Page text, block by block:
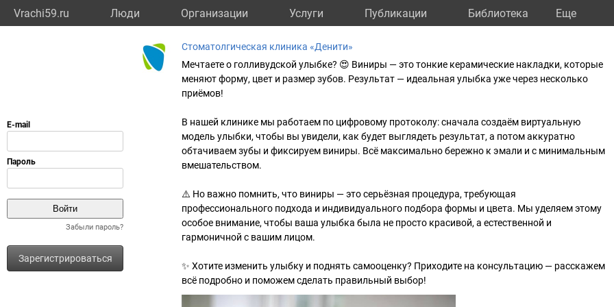
Vrachi59.ru Люди Организации Услуги Публикации Библиотека Eще
Забыли пароль?
Зарегистрироваться
Стоматолгическая клиника «Денити»
Мечтаете о голливудской улыбке? 😍 Виниры — это тонкие керамические накладки, которые
меняют форму, цвет и размер зубов. Результат — идеальная улыбка уже через несколько
приёмов!
В нашей клинике мы работаем по цифровому протоколу: сначала создаём виртуальную
модель улыбки, чтобы вы увидели, как будет выглядеть результат, а потом аккуратно
обтачиваем зубы и фиксируем виниры. Всё максимально бережно к эмали и с минимальным
вмешательством.
⚠️ Но важно помнить, что виниры — это серьёзная процедура, требующая
профессионального подхода и индивидуального подбора формы и цвета. Мы уделяем этому
особое внимание, чтобы ваша улыбка была не просто красивой, а естественной и
гармоничной с вашим лицом.
✨ Хотите изменить улыбку и поднять самооценку? Приходите на консультацию — расскажем
всё подробно и поможем сделать правильный выбор!